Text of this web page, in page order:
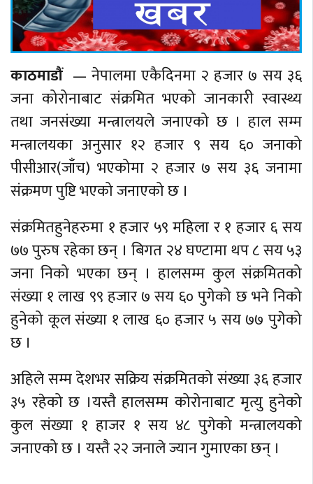
काठमाडौं — नेपालमा एकैदिनमा २ हजार ७ सय ३६
जना कोरोनाबाट संक्रमित भएको जानकारी स्वास्थ्य
तथा जनसंख्या मन्त्रालयले जनाएको छ । हाल सम्म
मन्त्रालयका अनुसार १२ हजार ९ सय ६० जनाको
पीसीआर(जाँच) भएकोमा २ हजार ७ सय ३६ जनामा
संक्रमण पुष्टि भएको जनाएको छ ।
संक्रमितहुनेहरुमा १ हजार ५९ महिला र १ हजार ६ सय
७७ पुरुष रहेका छन् । बिगत २४ घण्टामा थप ८ सय ५३
जना निको भएका छन् । हालसम्म कुल संक्रमितको
संख्या १ लाख ९९ हजार ७ सय ६० पुगेको छ भने निको
हुनेको कूल संख्या १ लाख ६० हजार ५ सय ७७ पुगेको
छ ।
अहिले सम्म देशभर सक्रिय संक्रमितको संख्या ३६ हजार
३५ रहेको छ ।यस्तै हालसम्म कोरोनाबाट मृत्यु हुनेको
कुल संख्या १ हाजर १ सय ४८ पुगेको मन्त्रालयको
जनाएको छ । यस्तै २२ जनाले ज्यान गुमाएका छन् ।